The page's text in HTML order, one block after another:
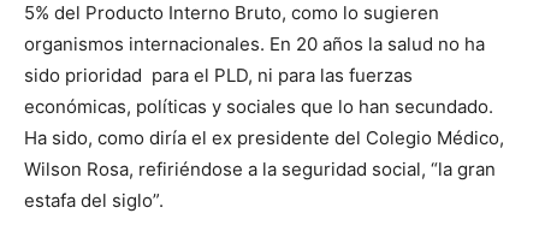
5% del Producto Interno Bruto, como lo sugieren
organismos internacionales. En 20 años la salud no ha
sido prioridad para el PLD, ni para las fuerzas
económicas, políticas y sociales que lo han secundado.
Ha sido, como diría el ex presidente del Colegio Médico,
Wilson Rosa, refiriéndose a la seguridad social, “la gran
estafa del siglo”.